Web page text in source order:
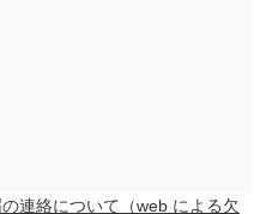
連絡について（web による欠